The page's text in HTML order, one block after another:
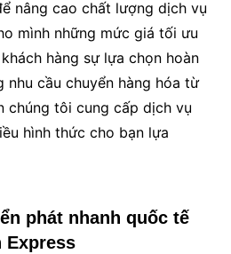
nâng cao chất lượng dịch vụ
mình những mức giá tối ưu
hàng sự lựa chọn hoàn
cầu chuyển hàng hóa từ
chúng tôi cung cấp dịch vụ
hình thức cho bạn lựa
phát nhanh quốc tế
Express